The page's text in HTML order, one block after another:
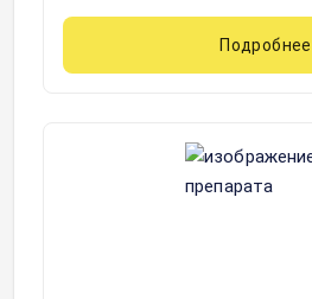
Подробнее